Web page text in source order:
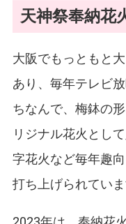
天神祭奉納花
大阪でもっともと
あり、毎年テレビ
ちなんで、梅鉢の
リジナル花火とし
字花火など毎年趣
打ち上げられていま